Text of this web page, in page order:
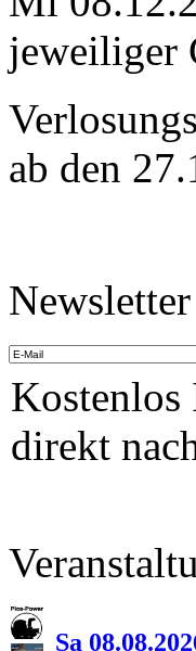
jeweiliger
ab den
Newsletter
Kostenlos
direkt
Sa